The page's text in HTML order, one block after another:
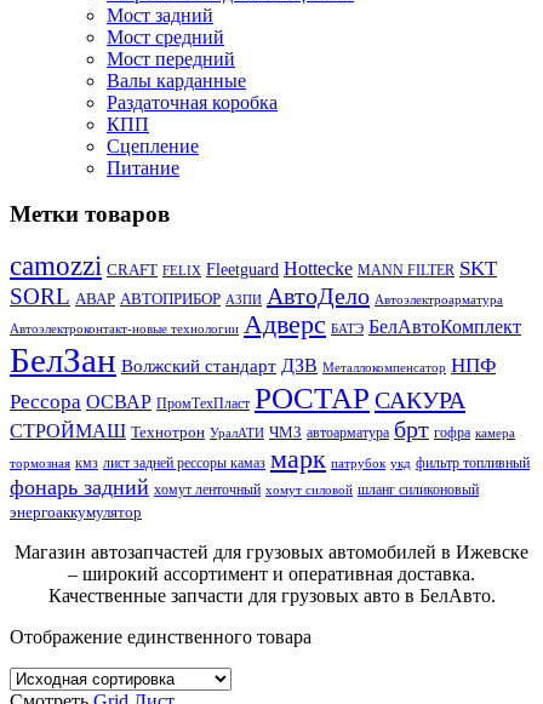
Мост задний
Мост средний
Мост передний
Валы карданные
Раздаточная коробка
КПП
Сцепление
Питание
Метки товаров
camozzi CRAFT FELIX Fleetguard Hottecke MANN FILTER SKT
SORL АВАР АВТОПРИБОР АЗПИ АвтоДело Автоэлектроарматура
Автоэлектроконтакт-новые технологии Адверс БАТЭ БелАвтоКомплект
БелЗан Волжский стандарт ДЗВ Металлокомпенсатор НПФ
Рессора ОСВАР ПромТехПласт РОСТАР САКУРА
СТРОЙМАШ Технотрон УралАТИ ЧМЗ автоарматура брт гофра камера
тормозная кмз лист задней рессоры камаз марк патрубок укд фильтр топливный
фонарь задний хомут ленточный хомут силовой шланг силиконовый
энергоаккумулятор
Магазин автозапчастей для грузовых автомобилей в Ижевске
– широкий ассортимент и оперативная доставка.
Качественные запчасти для грузовых авто в БелАвто.
Отображение единственного товара